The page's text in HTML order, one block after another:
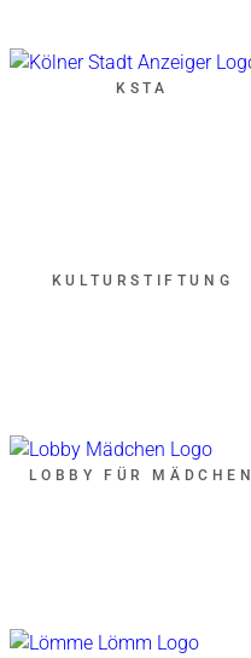
KSTA
KULTURSTIFTUNG
LOBBY FÜR MÄDCHEN